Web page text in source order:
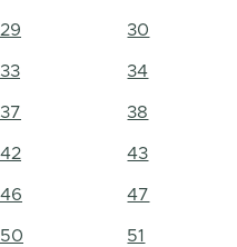
29 30
33 34
37 38
42 43
46 47
50 51